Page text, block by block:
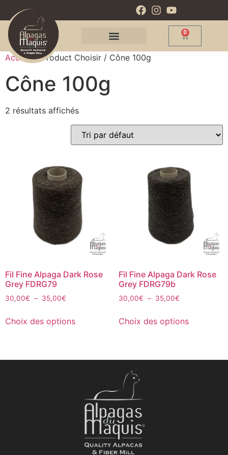
0
Accueil/ Product Choisir / Cône 100g
Cône 100g
2 résultats affichés
Fil Fine Alpaga Dark Rose
Grey FDRG79
30,00€ – 35,00€
Choix des options
Fil Fine Alpaga Dark Rose
Grey FDRG79b
30,00€ – 35,00€
Choix des options